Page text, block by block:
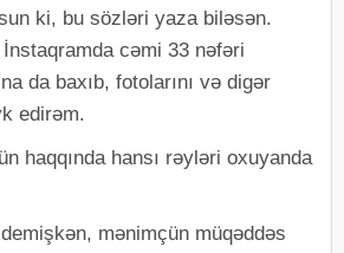
ki, bu sözləri yaza biləsən.
cəmi 33 nəfəri
da baxıb, fotolarını və digər
edirəm.
haqqında hansı rəyləri oxuyanda
mənimçün müqəddəs